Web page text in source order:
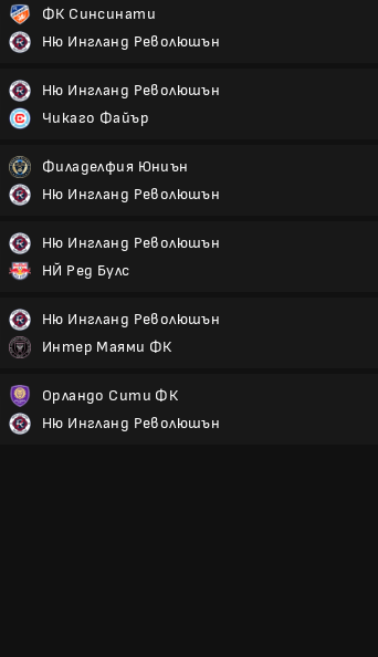
ФК Синсинати
Ню Ингланд Революшън
Ню Ингланд Революшън
Чикаго Файър
Филаделфия Юниън
Ню Ингланд Революшън
Ню Ингланд Революшън
НЙ Ред Булс
Ню Ингланд Революшън
Интер Маями ФК
Орландо Сити ФК
Ню Ингланд Революшън